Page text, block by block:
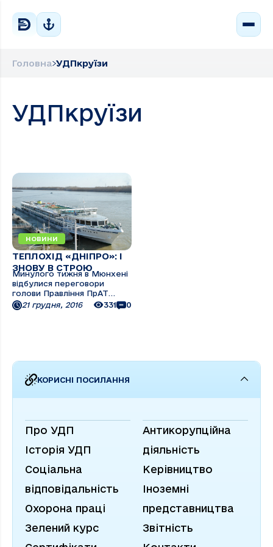
Головна УДПкруїзи
УДПкруїзи
НОВИНИ
ТЕПЛОХІД «ДНІПРО»: І
ЗНОВУ В СТРОЮ
Минулого тижня в Мюнхені
відбулися переговори
голови Правління ПрАТ
«Українське Дунайське
пароплавство» Дмитра
компанії FTI Group, до
21 грудня, 2016 331 0
КОРИСНІ ПОСИЛАННЯ
Про УДП
Історія УДП
Соціальна
відповідальність
Охорона праці
Зелений курс
Антикорупційна
діяльність
Керівництво
Іноземні
представництва
Звітність